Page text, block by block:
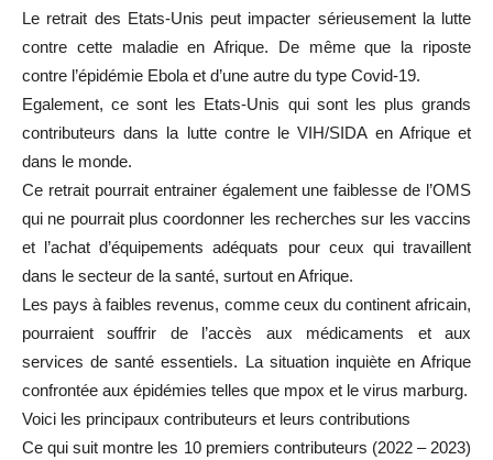
Le retrait des Etats-Unis peut impacter sérieusement la lutte
contre cette maladie en Afrique. De même que la riposte
contre l’épidémie Ebola et d’une autre du type Covid-19.
Egalement, ce sont les Etats-Unis qui sont les plus grands
contributeurs dans la lutte contre le VIH/SIDA en Afrique et
dans le monde.
Ce retrait pourrait entrainer également une faiblesse de l’OMS
qui ne pourrait plus coordonner les recherches sur les vaccins
et l’achat d’équipements adéquats pour ceux qui travaillent
dans le secteur de la santé, surtout en Afrique.
Les pays à faibles revenus, comme ceux du continent africain,
pourraient souffrir de l’accès aux médicaments et aux
services de santé essentiels. La situation inquiète en Afrique
confrontée aux épidémies telles que mpox et le virus marburg.
Voici les principaux contributeurs et leurs contributions
Ce qui suit montre les 10 premiers contributeurs (2022 – 2023)